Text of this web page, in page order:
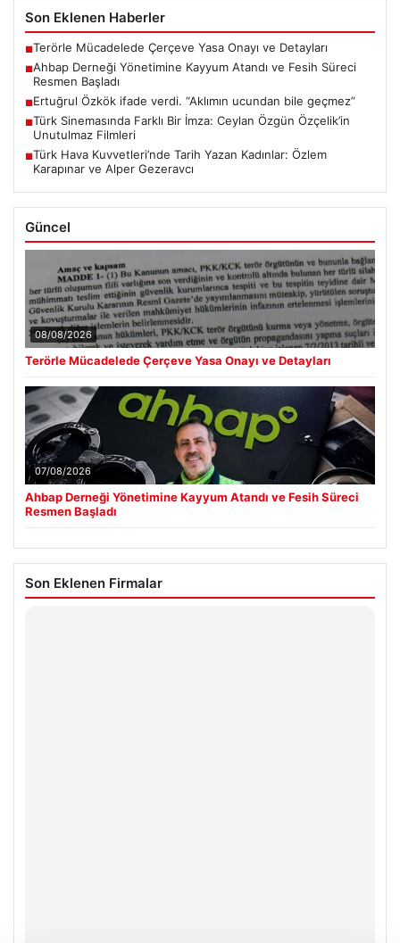
Son Eklenen Haberler
■Terörle Mücadelede Çerçeve Yasa Onayı ve Detayları
■Ahbap Derneği Yönetimine Kayyum Atandı ve Fesih Süreci
Resmen Başladı
■Ertuğrul Özkök ifade verdi. “Aklımın ucundan bile geçmez”
■Türk Sinemasında Farklı Bir İmza: Ceylan Özgün Özçelik’in
Unutulmaz Filmleri
■Türk Hava Kuvvetleri’nde Tarih Yazan Kadınlar: Özlem
Karapınar ve Alper Gezeravcı
Güncel
08/08/2026
Terörle Mücadelede Çerçeve Yasa Onayı ve Detayları
07/08/2026
Ahbap Derneği Yönetimine Kayyum Atandı ve Fesih Süreci
Resmen Başladı
Son Eklenen Firmalar